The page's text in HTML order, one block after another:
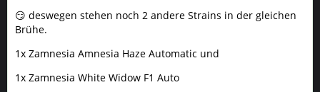
😏 deswegen stehen noch 2 andere Strains in der gleichen
Brühe.
1x Zamnesia Amnesia Haze Automatic und
1x Zamnesia White Widow F1 Auto